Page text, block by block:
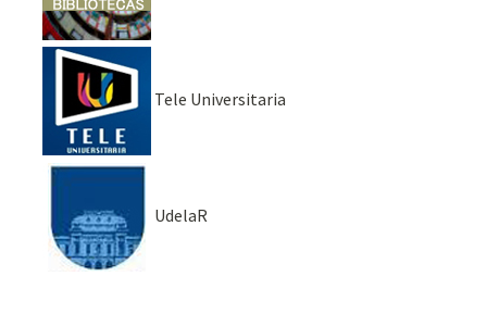
Tele Universitaria
UdelaR